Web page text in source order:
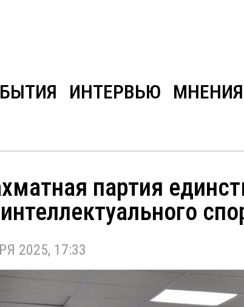
ИНТЕРВЬЮ МНЕНИЯ
партия
2025, 17:33